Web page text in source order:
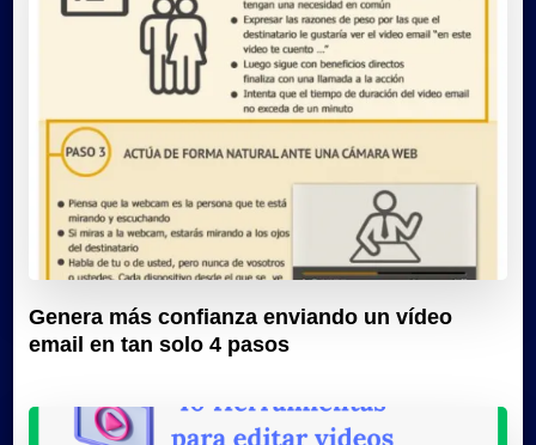
Genera más confianza enviando un vídeo
email en tan solo 4 pasos